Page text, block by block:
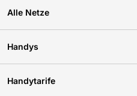
Alle Netze
Handys
Handytarife